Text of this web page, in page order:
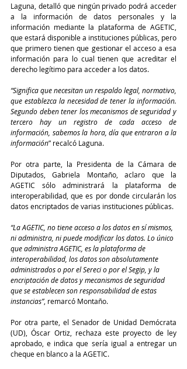
Laguna, detalló que ningún privado podrá acceder
a la información de datos personales y la
información mediante la plataforma de AGETIC,
que estará disponible a instituciones públicas, pero
que primero tienen que gestionar el acceso a esa
información para lo cual tienen que acreditar el
derecho legítimo para acceder a los datos.
“Significa que necesitan un respaldo legal, normativo,
que establezca la necesidad de tener la información.
Segundo deben tener los mecanismos de seguridad y
tercero hay un registro de cada acceso de
información, sabemos la hora, día que entraron a la
información” recalcó Laguna.
Por otra parte, la Presidenta de la Cámara de
Diputados, Gabriela Montaño, aclaro que la
AGETIC sólo administrará la plataforma de
interoperabilidad, que es por donde circularán los
datos encriptados de varias instituciones públicas.
“La AGETIC, no tiene acceso a los datos en sí mismos,
ni administra, ni puede modificar los datos. Lo único
que administra AGETIC, es la plataforma de
interoperabilidad, los datos son absolutamente
administrados o por el Sereci o por el Segip, y la
encriptación de datos y mecanismos de seguridad
que se establecen son responsabilidad de estas
instancias”, remarcó Montaño.
Por otra parte, el Senador de Unidad Demócrata
(UD), Óscar Ortiz, rechaza este proyecto de ley
aprobado, e indica que sería igual a entregar un
cheque en blanco a la AGETIC.